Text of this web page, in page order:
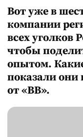
Вот уже в
компании
всех уголков
чтобы
опытом.
показали они
от «ВВ».